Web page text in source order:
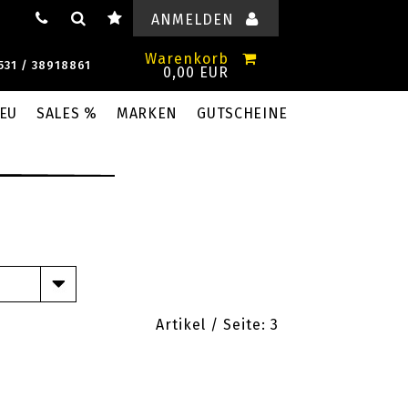
/ 38918861
ANMELDEN
Warenkorb
0,00 EUR
SALES % MARKEN GUTSCHEINE
Artikel / Seite: 3